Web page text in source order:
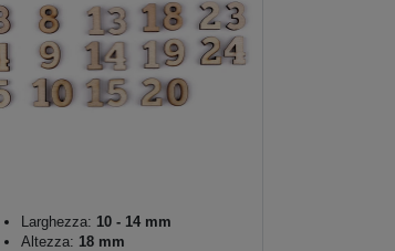
Larghezza: 10 - 14 mm
Altezza: 18 mm